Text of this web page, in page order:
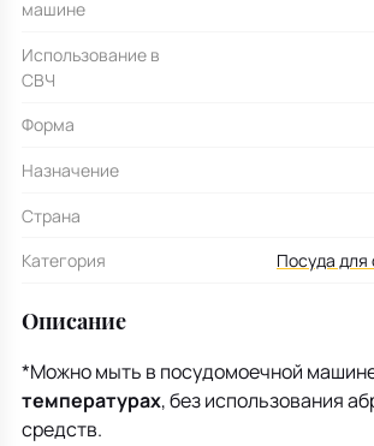
машине
Использование в
СВЧ
Форма
Назначение
Страна
Категория
Посуда для
Описание
*Можно мыть в посудомоечной
температурах, без использования
средств.